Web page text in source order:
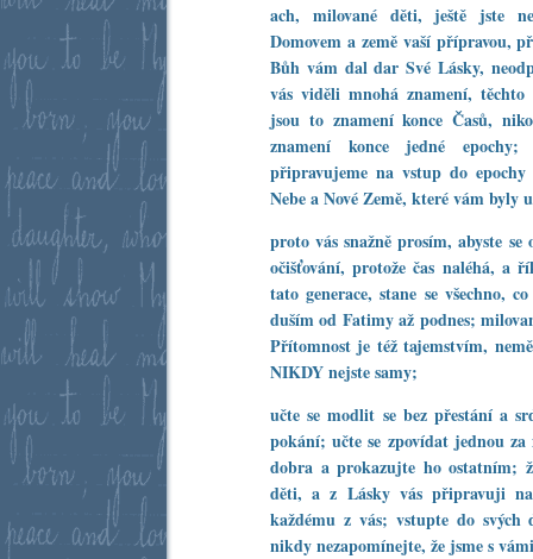
ach, milované děti, ještě jste
Domovem a země vaší přípravou,
Bůh vám dal dar Své Lásky,
vás viděli mnohá znamení,
jsou to znamení konce Časů,
znamení konce jedné
připravujeme na vstup do
Nebe a Nové Země, které vám byly
proto vás snažně prosím, abyste
očišťování, protože čas naléhá, a
tato generace, stane se všechno,
duším od Fatimy až podnes;
Přítomnost je též tajemstvím,
NIKDY nejste samy;
učte se modlit se bez přestání a
pokání; učte se zpovídat jednou
dobra a prokazujte ho ostatním;
děti, a z Lásky vás připravuji
každému z vás; vstupte do svých
nikdy nezapomínejte, že jsme s